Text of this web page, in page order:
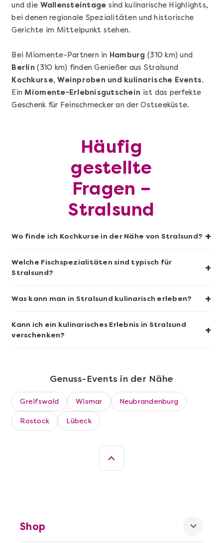
Geschenkbox 100€
und die Wallensteintage sind kulinarische Highlights,
bei denen regionale Spezialitäten und historische
Gerichte im Mittelpunkt stehen.
Bei Miomente-Partnern in Hamburg (310 km) und
Berlin (310 km) finden Genießer aus Stralsund
Kochkurse, Weinproben und kulinarische Events.
EinMiomente-Erlebnisgutschein ist das perfekte
Geschenk für Feinschmecker an der Ostseeküste.
Häufig
gestellte
Fragen –
Stralsund
Wo finde ich Kochkurse in der Nähe von Stralsund? +
Welche Fischspezialitäten sind typisch für
Stralsund?
+
Was kann man in Stralsund kulinarisch erleben? +
Kann ich ein kulinarisches Erlebnis in Stralsund
verschenken?
+
Genuss-Events in der Nähe
Greifswald Wismar Neubrandenburg
Rostock Lübeck
Shop